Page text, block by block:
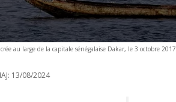
au large de la capitale sénégalaise Dakar, le 3 octobre 2017
13/08/2024